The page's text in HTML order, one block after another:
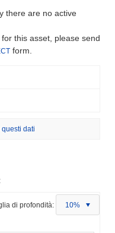
there are no active
this asset, please send
form.
dati
di profondità: 10%